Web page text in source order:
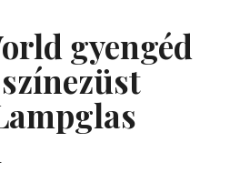
gyengéd